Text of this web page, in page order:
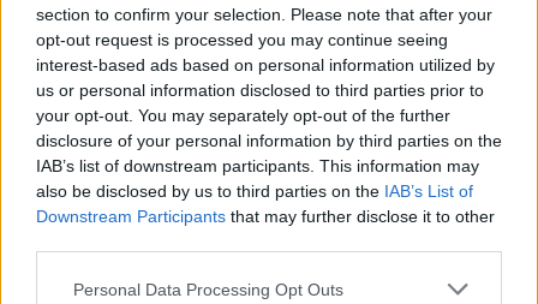
section to confirm your selection. Please note that after your
opt-out request is processed you may continue seeing
interest-based ads based on personal information utilized by
us or personal information disclosed to third parties prior to
your opt-out. You may separately opt-out of the further
disclosure of your personal information by third parties on the
IAB’s list of downstream participants. This information may
also be disclosed by us to third parties on the IAB’s List of
Downstream Participants that may further disclose it to other
Personal Data Processing Opt Outs
TAIP PAT SKAITYKITE
Krepšinio čempionato
„Dragūnas“ sulaukė